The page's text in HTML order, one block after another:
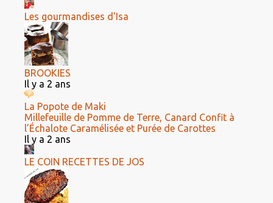
Les gourmandises d'Isa
BROOKIES
Il y a 2 ans
La Popote de Maki
Millefeuille de Pomme de Terre, Canard Confit à
l’Échalote Caramélisée et Purée de Carottes
Il y a 2 ans
LE COIN RECETTES DE JOS